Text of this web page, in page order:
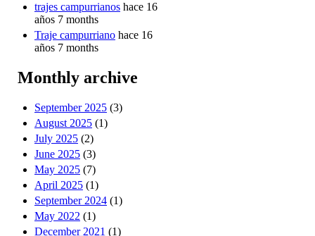
trajes campurrianos hace 16
años 7 months
Traje campurriano hace 16
años 7 months
Monthly archive
September 2025 (3)
August 2025 (1)
July 2025 (2)
June 2025 (3)
May 2025 (7)
April 2025 (1)
September 2024 (1)
May 2022 (1)
December 2021 (1)